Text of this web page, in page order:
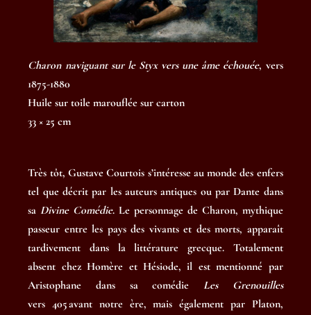
Charon naviguant sur le Styx vers une âme échouée, vers
1875-1880
Huile sur toile marouflée sur carton
33 × 25 cm
Très tôt, Gustave Courtois s’intéresse au monde des enfers
tel que décrit par les auteurs antiques ou par Dante dans
saDivine Comédie. Le personnage de Charon, mythique
passeur entre les pays des vivants et des morts, apparaît
tardivement dans la littérature grecque. Totalement
absent chez Homère et Hésiode, il est mentionné par
Aristophane dans sa comédie Les Grenouilles
vers 405 avant notre ère, mais également par Platon,